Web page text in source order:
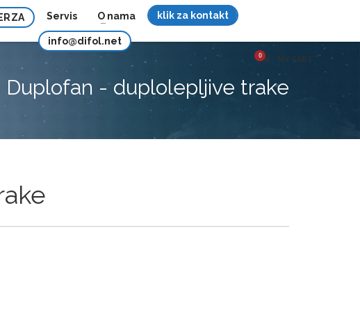
Servis O nama klik za kontakt
info@difol.net
MY CART
Duplofan - duplolepljive trake